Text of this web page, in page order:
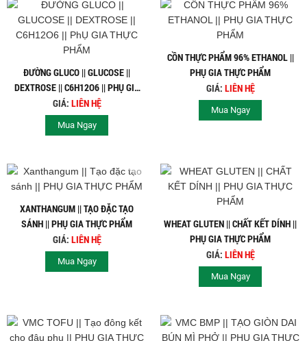
ĐƯỜNG GLUCO || GLUCOSE ||
DEXTROSE || C6H12O6 || PHỤ GIA
THỰC PHẨM
GIÁ: LIÊN HỆ
Mua Ngay
CỒN THỰC PHẨM 96% ETHANOL ||
PHỤ GIA THỰC PHẨM
GIÁ: LIÊN HỆ
Mua Ngay
XANTHANGUM || TẠO ĐẶC TẠO
SÁNH || PHỤ GIA THỰC PHẨM
GIÁ: LIÊN HỆ
Mua Ngay
WHEAT GLUTEN || CHẤT KẾT DÍNH ||
PHỤ GIA THỰC PHẨM
GIÁ: LIÊN HỆ
Mua Ngay